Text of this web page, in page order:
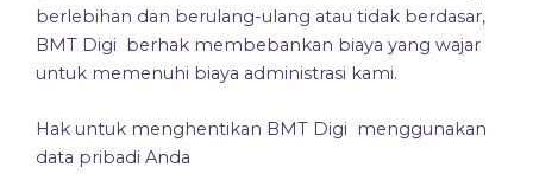
berlebihan dan berulang-ulang atau tidak berdasar,
BMT Digi berhak membebankan biaya yang wajar
untuk memenuhi biaya administrasi kami.
Hak untuk menghentikan BMT Digi menggunakan
data pribadi Anda